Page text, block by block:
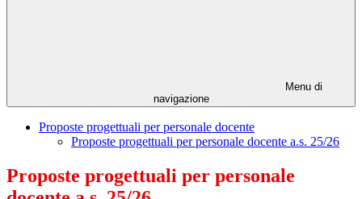
Menu di
navigazione
Proposte progettuali per personale docente
Proposte progettuali per personale docente a.s. 25/26
Proposte progettuali per personale